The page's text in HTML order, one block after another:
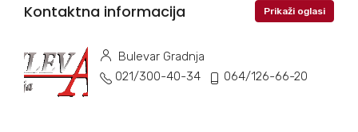
Kontaktna informacija Prikaži oglasi
Bulevar Gradnja
021/300-40-34
064/126-66-20